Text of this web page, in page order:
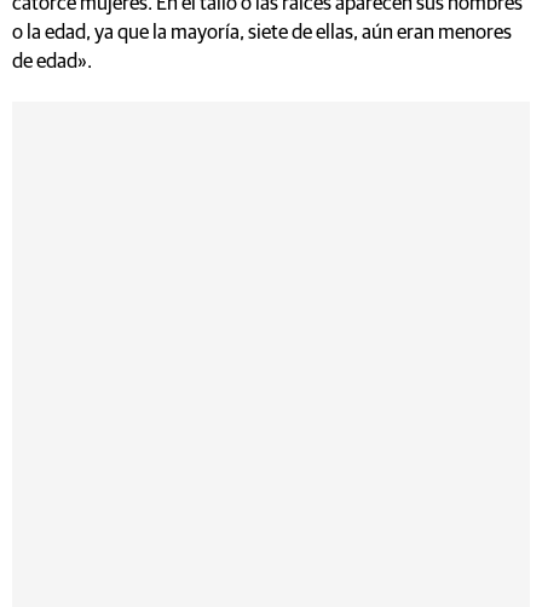
catorce mujeres. En el tallo o las raíces aparecen sus nombres
o la edad, ya que la mayoría, siete de ellas, aún eran menores
de edad».